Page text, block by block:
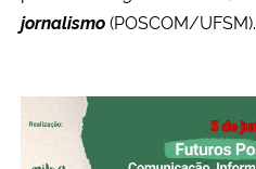
jornalismo(POSCOM/UFSM).